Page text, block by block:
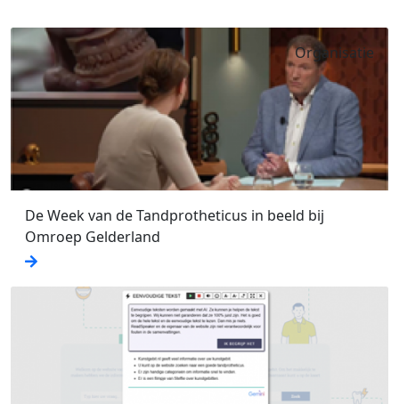
De Week van de Tandprotheticus in beeld bij
Omroep Gelderland
Organisatie